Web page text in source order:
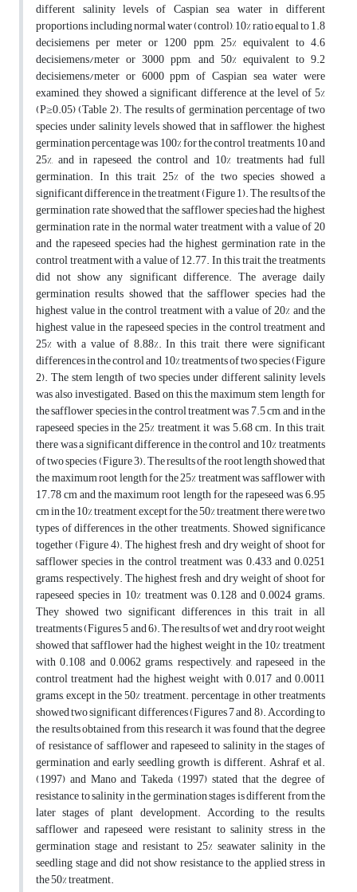
different salinity levels of Caspian sea water in different
proportions, including normal water (control), 10% ratio equal to 1.8
decisiemens per meter or 1200 ppm, 25% equivalent to 4.6
decisiemens/meter or 3000 ppm, and 50% equivalent to 9.2
decisiemens/meter or 6000 ppm of Caspian sea water were
examined, they showed a significant difference at the level of 5%
(P≥0.05) (Table 2). The results of germination percentage of two
species under salinity levels showed that in safflower, the highest
germination percentage was 100% for the control treatments, 10 and
25%, and in rapeseed, the control and 10% treatments had full
germination. In this trait, 25% of the two species showed a
significant difference in the treatment (Figure 1). The results of the
germination rate showed that the safflower species had the highest
germination rate in the normal water treatment with a value of 20
and the rapeseed species had the highest germination rate in the
control treatment with a value of 12.77. In this trait, the treatments
did not show any significant difference. The average daily
germination results showed that the safflower species had the
highest value in the control treatment with a value of 20% and the
highest value in the rapeseed species in the control treatment and
25% with a value of 8.88%. In this trait, there were significant
differences in the control and 10% treatments of two species (Figure
2). The stem length of two species under different salinity levels
was also investigated. Based on this, the maximum stem length for
the safflower species in the control treatment was 7.5 cm, and in the
rapeseed species in the 25% treatment, it was 5.68 cm. In this trait,
there was a significant difference in the control and 10% treatments
of two species (Figure 3). The results of the root length showed that
the maximum root length for the 25% treatment was safflower with
17.78 cm and the maximum root length for the rapeseed was 6.95
cm in the 10% treatment, except for the 50% treatment, there were two
types of differences in the other treatments. Showed significance
together (Figure 4). The highest fresh and dry weight of shoot for
safflower species in the control treatment was 0.433 and 0.0251
grams, respectively. The highest fresh and dry weight of shoot for
rapeseed species in 10% treatment was 0.128 and 0.0024 grams.
They showed two significant differences in this trait in all
treatments (Figures 5 and 6). The results of wet and dry root weight
showed that safflower had the highest weight in the 10% treatment
with 0.108 and 0.0062 grams, respectively, and rapeseed in the
control treatment had the highest weight with 0.017 and 0.0011
grams, except in the 50% treatment. percentage, in other treatments
showed two significant differences (Figures 7 and 8). According to
the results obtained from this research, it was found that the degree
of resistance of safflower and rapeseed to salinity in the stages of
germination and early seedling growth is different. Ashraf et al.
(1997) and Mano and Takeda (1997) stated that the degree of
resistance to salinity in the germination stages is different from the
later stages of plant development. According to the results,
safflower and rapeseed were resistant to salinity stress in the
germination stage and resistant to 25% seawater salinity in the
seedling stage and did not show resistance to the applied stress in
the 50% treatment.